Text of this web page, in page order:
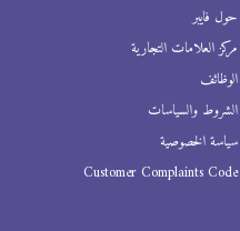
حول فايبر
مركز العلامات التجارية
الوظائف
الشروط والسياسات
سياسة الخصوصية
Customer Complaints Code